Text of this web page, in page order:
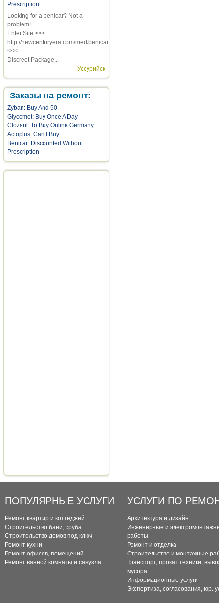
Prescription
Looking for a benicar? Not a
problem!
Enter Site >>>
http://newcenturyera.com/med/benicar
<<<
Discreet Package...
Уссурийск
Заказы на ремонт:
Zyban: Buy And 50
Glycomet: Buy Once A Day
Clozaril: To Buy Online Germany
Actoplus: Can I Buy
Benicar: Discounted Without
Prescription
ПОПУЛЯРНЫЕ УСЛУГИ
Ремонт квартир и коттеджей
Строительство бани, сруба
Строительство домов под ключ
Ремонт кухни
Ремонт офисов, помещений
Ремонт ванной комнаты и санузла
УСЛУГИ ПО
Архитектура и дизайн
Инженерные и
работы
Ремонт и отделка
Строительство и монтажные
Транспорт, прокат техники,
мусора
Информационные услуги
Экспертиза, согласования, юр.